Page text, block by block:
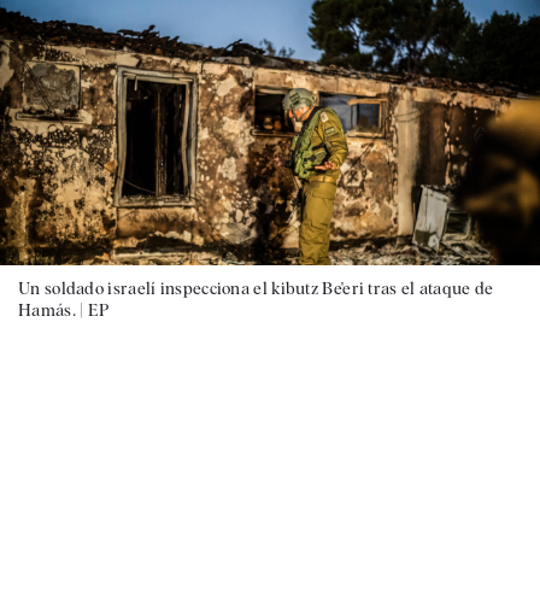
Un soldado israelí inspecciona el kibutz Be'eri tras el ataque de
Hamás. | EP